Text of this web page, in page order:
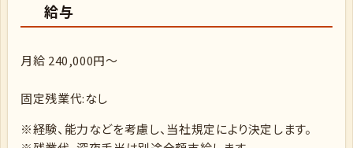
給与
月給 240,000円～
固定残業代:なし
※経験、能力などを考慮し、当社規定により決定します。